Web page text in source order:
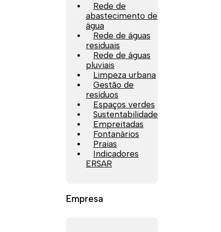
Rede de
abastecimento de
água
Rede de águas
residuais
Rede de águas
pluviais
Limpeza urbana
Gestão de
resíduos
Espaços verdes
Sustentabilidade
Empreitadas
Fontanários
Praias
Indicadores
ERSAR
Empresa